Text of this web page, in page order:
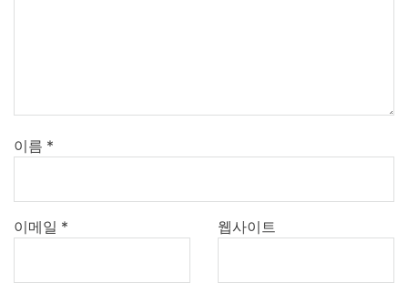
이름 *
이메일 * 웹사이트